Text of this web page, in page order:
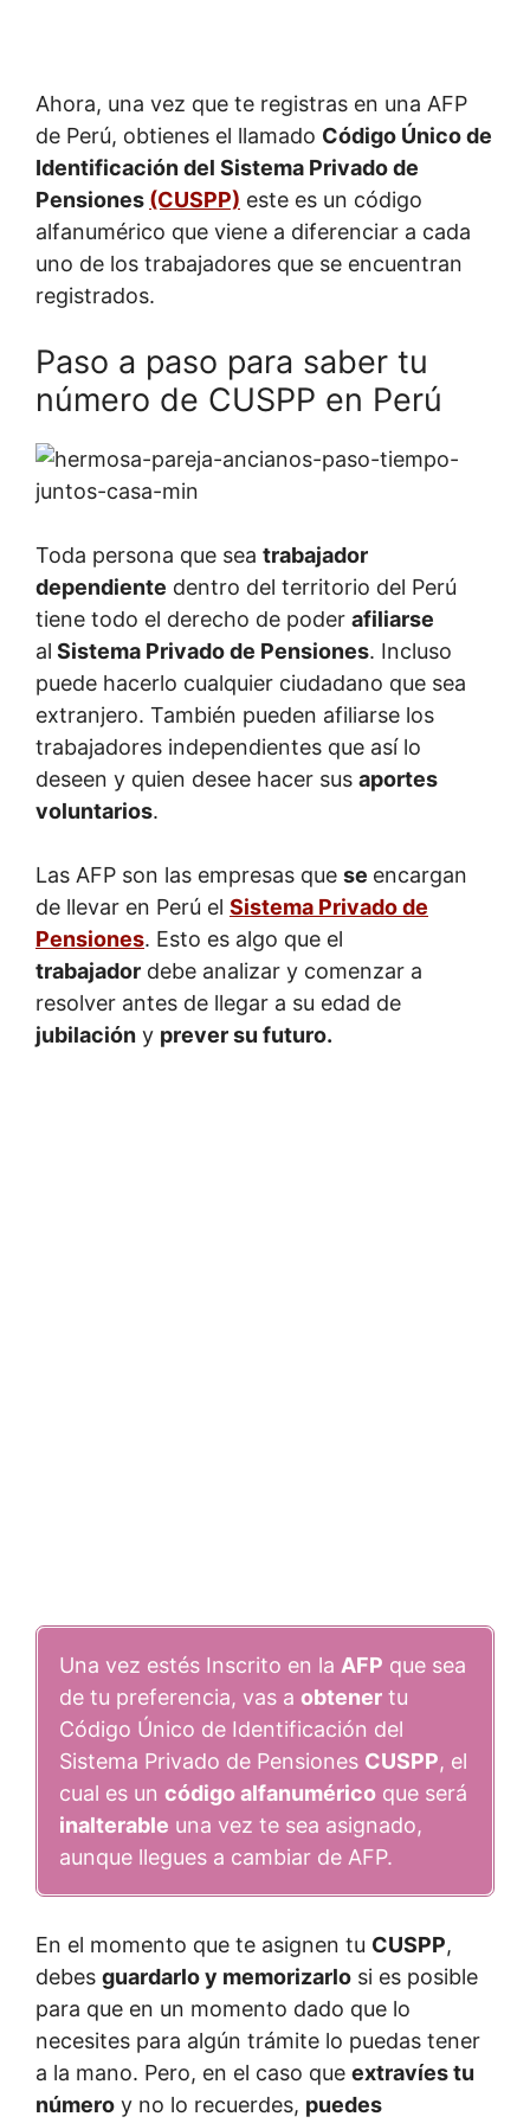
Ahora, una vez que te registras en una AFP
de Perú, obtienes el llamado Código Único de
Identificación del Sistema Privado de
Pensiones (CUSPP) este es un código
alfanumérico que viene a diferenciar a cada
uno de los trabajadores que se encuentran
registrados.
Paso a paso para saber tu
número de CUSPP en Perú
Toda persona que sea trabajador
dependiente dentro del territorio del Perú
tiene todo el derecho de poder afiliarse
al Sistema Privado de Pensiones. Incluso
puede hacerlo cualquier ciudadano que sea
extranjero. También pueden afiliarse los
trabajadores independientes que así lo
deseen y quien desee hacer sus aportes
voluntarios.
Las AFP son las empresas que se encargan
de llevar en Perú el Sistema Privado de
Pensiones. Esto es algo que el
trabajador debe analizar y comenzar a
resolver antes de llegar a su edad de
jubilación y prever su futuro.
Una vez estés Inscrito en la AFP que sea
de tu preferencia, vas a obtener tu
Código Único de Identificación del
Sistema Privado de Pensiones CUSPP, el
cual es un código alfanumérico que será
inalterable una vez te sea asignado,
aunque llegues a cambiar de AFP.
En el momento que te asignen tu CUSPP,
debes guardarlo y memorizarlo si es posible
para que en un momento dado que lo
necesites para algún trámite lo puedas tener
a la mano. Pero, en el caso que extravíes tu
número y no lo recuerdes, puedes